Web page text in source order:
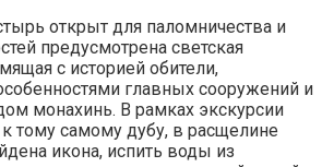
открыт для паломничества и
предусмотрена светская
с историей обители,
главных сооружений и
монахинь. В рамках экскурсии
тому самому дубу, в расщелине
икона, испить воды из